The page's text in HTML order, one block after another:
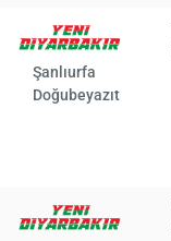
Şanlıurfa
Doğubeyazıt